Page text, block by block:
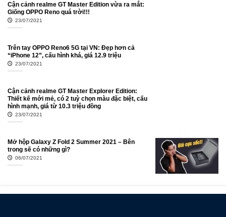
Cận cảnh realme GT Master Edition vừa ra mắt:
Giống OPPO Reno quá trời!!!
23/07/2021
Trên tay OPPO Reno6 5G tại VN: Đẹp hơn cả
“iPhone 12”, cấu hình khá, giá 12.9 triệu
23/07/2021
Cận cảnh realme GT Master Explorer Edition:
Thiết kế mới mẻ, có 2 tuỳ chọn màu đặc biệt, cấu
hình mạnh, giá từ 10.3 triệu đồng
23/07/2021
Mở hộp Galaxy Z Fold 2 Summer 2021 – Bên
trong sẽ có những gì?
06/07/2021